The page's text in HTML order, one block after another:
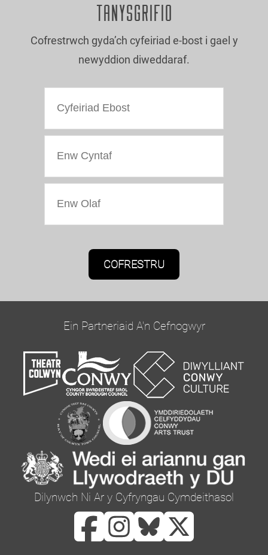
TANYSGRIFIO
Cofrestrwch gyda’ch cyfeiriad e-bost i gael y
newyddion diweddaraf.
Caniatâd Marchnata
Bydd Oriel Colwyn yn defnyddio'r wybodaeth a
Cadarnhewch yr hoffech glywed gennym trwy e-
bost trwy dicio'r blwch isod:
Ebost
Gallwch newid eich meddwl unrhyw bryd drwy
glicio ar y ddolen dad-danysgrifio yn nhroedyn
unrhyw e-bost a gewch gennym, neu drwy
gysylltu â ni yn curator@orielcolwyn.org. Byddwn
yn trin eich gwybodaeth â pharch. I gael rhagor o
wybodaeth am ein harferion preifatrwydd, ewch
i'n gwefan. Drwy glicio isod, rydych yn cytuno y
Ein Partneriaid A'n Cefnogwyr
Dilynwch Ni Ar y Cyfryngau Cymdeithasol